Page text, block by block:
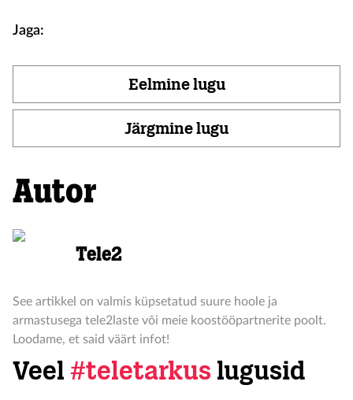
Jaga:
Eelmine lugu
Järgmine lugu
Autor
Tele2
See artikkel on valmis küpsetatud suure hoole ja
armastusega tele2laste või meie koostööpartnerite poolt.
Loodame, et said väärt infot!
Veel #teletarkus lugusid